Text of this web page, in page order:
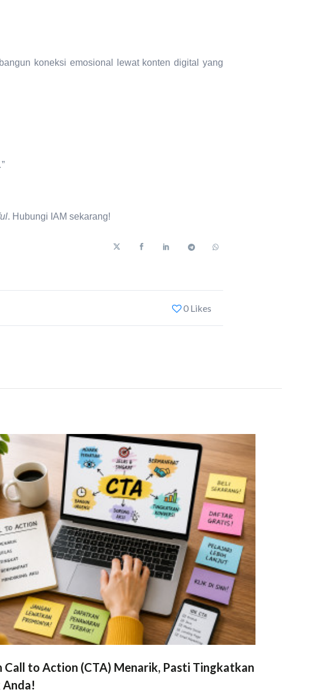
koneksi emosional lewat konten digital
yang
. Hubungi IAM sekarang!
0 Likes
Call to Action (CTA) Menarik, Pasti Tingkatkan